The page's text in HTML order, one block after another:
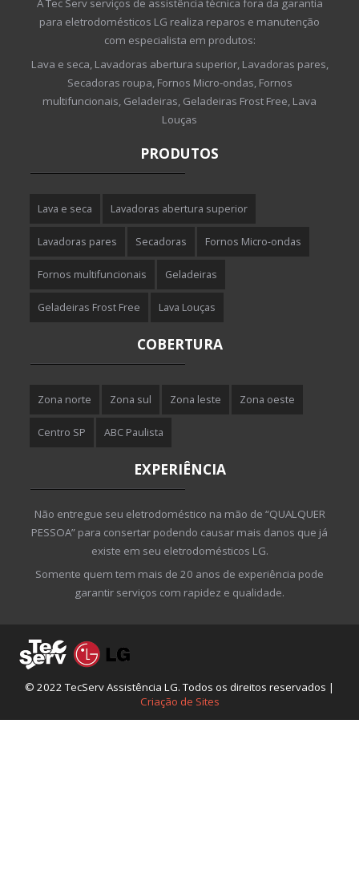
A Tec Serv serviços de assistência técnica fora da garantia
para eletrodomésticos LG realiza reparos e manutenção
com especialista em produtos:
Lava e seca, Lavadoras abertura superior, Lavadoras pares,
Secadoras roupa, Fornos Micro-ondas, Fornos
multifuncionais, Geladeiras, Geladeiras Frost Free, Lava
Louças
PRODUTOS
Lava e seca Lavadoras abertura superior
Lavadoras pares Secadoras Fornos Micro-ondas
Fornos multifuncionais Geladeiras
Geladeiras Frost Free Lava Louças
COBERTURA
Zona norte Zona sul Zona leste Zona oeste
Centro SP ABC Paulista
EXPERIÊNCIA
Não entregue seu eletrodoméstico na mão de “QUALQUER
PESSOA” para consertar podendo causar mais danos que já
existe em seu eletrodomésticos LG.
Somente quem tem mais de 20 anos de experiência pode
garantir serviços com rapidez e qualidade.
© 2022 TecServ Assistência LG. Todos os direitos reservados |
Criação de Sites